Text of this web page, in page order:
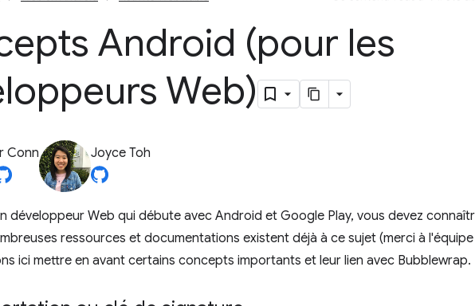
Android (pour les
Web)
Conn Joyce Toh
développeur Web qui débute avec Android et Google Play, vous devez
ressources et documentations existent déjà à ce sujet (merci à
ici mettre en avant certains concepts importants et leur lien avec Bubblewrap.